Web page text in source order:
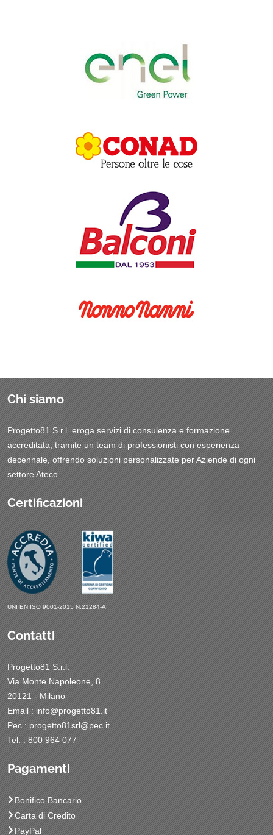
Chi siamo
Progetto81 S.r.l. eroga servizi di consulenza e formazione
accreditata, tramite un team di professionisti con esperienza
decennale, offrendo soluzioni personalizzate per Aziende di ogni
settore Ateco.
Certificazioni
UNI EN ISO 9001-2015 N.21284-A
Contatti
Progetto81 S.r.l.
Via Monte Napoleone, 8
20121 - Milano
Email : info@progetto81.it
Pec : progetto81srl@pec.it
Tel. : 800 964 077
Pagamenti
Bonifico Bancario
Carta di Credito
PayPal